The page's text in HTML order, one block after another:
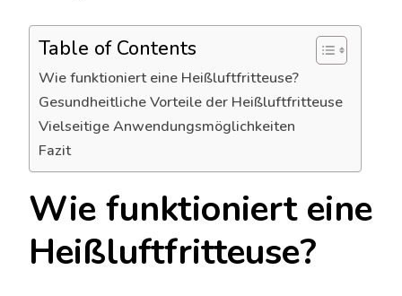
Table of Contents
Wie funktioniert eine Heißluftfritteuse?
Gesundheitliche Vorteile der Heißluftfritteuse
Vielseitige Anwendungsmöglichkeiten
Fazit
Wie funktioniert eine
Heißluftfritteuse?